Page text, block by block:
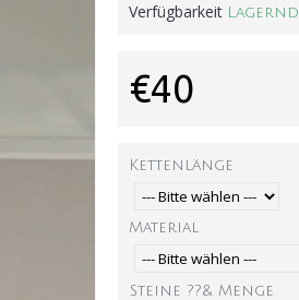
Verfügbarkeit Lagernd
€40
Kettenlänge
Material
Steine ??& Menge